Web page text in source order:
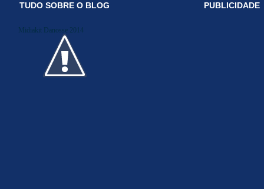
TUDO SOBRE O BLOG
Midiakit Danosse 2014
PUBLICIDADE